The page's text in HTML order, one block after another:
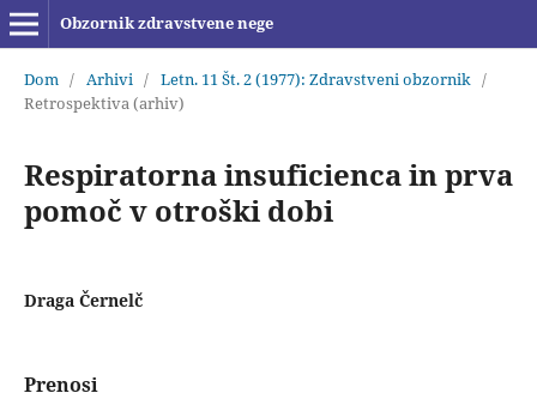
Obzornik zdravstvene nege
Dom / Arhivi / Letn. 11 Št. 2 (1977): Zdravstveni obzornik /
Retrospektiva (arhiv)
Respiratorna insuficienca in prva
pomoč v otroški dobi
Draga Černelč
Prenosi